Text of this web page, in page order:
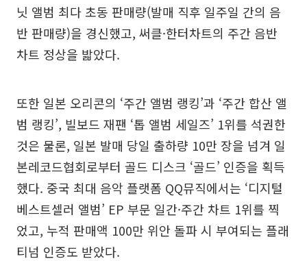
닛 앨범 최다 초동 판매량(발매 직후 일주일 간의 음
반 판매량)을 경신했고, 써클·한터차트의 주간 음반
차트 정상을 밟았다.
또한 일본 오리콘의 ‘주간 앨범 랭킹’과 ‘주간 합산 앨
범 랭킹’, 빌보드 재팬 ‘톱 앨범 세일즈’ 1위를 석권한
것은 물론, 일본 발매 당일 출하량 10만 장을 넘겨 일
본레코드협회로부터 골드 디스크 ‘골드’ 인증을 획득
했다. 중국 최대 음악 플랫폼 QQ뮤직에서는 ‘디지털
베스트셀러 앨범’ EP 부문 일간·주간 차트 1위를 찍
었고, 누적 판매액 100만 위안 돌파 시 부여되는 플래
티넘 인증도 받았다.